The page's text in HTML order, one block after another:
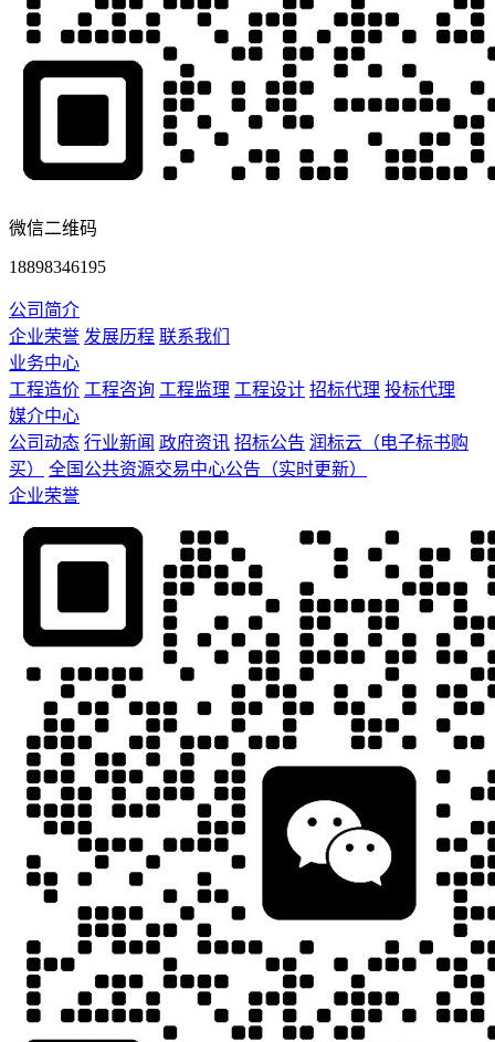
微信二维码
18898346195
公司简介
企业荣誉 发展历程 联系我们
业务中心
工程造价 工程咨询 工程监理 工程设计 招标代理 投标代理
媒介中心
公司动态 行业新闻 政府资讯 招标公告 润标云（电子标书购
买）
全国公共资源交易中心公告（实时更新）
企业荣誉